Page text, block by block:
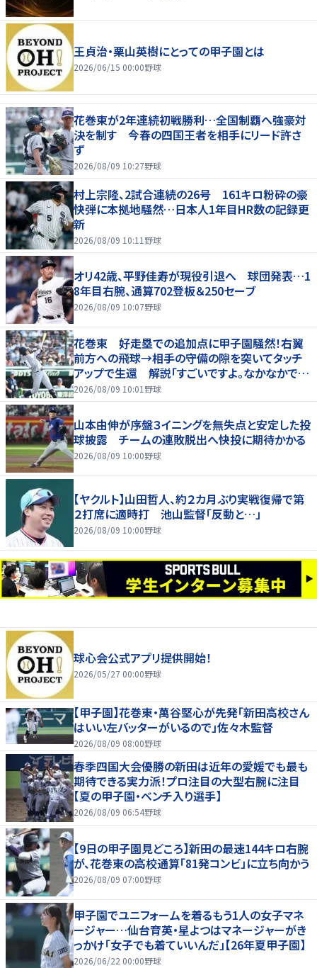
王貞治・栗山英樹にとっての甲子園とは
2026/06/15 00:00野球
花巻東が2年連続初戦勝利…全国制覇へ強豪対
決を制す 今春の四国王者を相手にリード許さ
ず
2026/08/09 10:27野球
村上宗隆、2試合連続の26号 161キロ粉砕の豪
快弾に本拠地騒然…日本人1年目HR数の記録更
新
2026/08/09 10:11 野球
オリ42歳、平野佳寿が現役引退へ 球団発表…1
8年目右腕、通算702登板＆250セーブ
2026/08/09 10:07野球
花巻東 好走塁での追加点に甲子園騒然！右翼
前方への飛球→相手の守備の隙を突いてタッチ
アップで生還 解説「すごいですよ。なかなかでき
ないプレー」
2026/08/09 10:01 野球
山本由伸が序盤３イニングを無失点と安定した投
球披露 チームの連敗脱出へ快投に期待かかる
2026/08/09 10:00野球
【ヤクルト】山田哲人、約２カ月ぶり実戦復帰で第
２打席に適時打 池山監督「反動と…」
2026/08/09 10:00野球
球心会公式アプリ提供開始！
2026/05/27 00:00野球
【甲子園】花巻東・萬谷堅心が先発「新田高校さん
はいい左バッターがいるので」佐々木監督
2026/08/09 08:00野球
春季四国大会優勝の新田は近年の愛媛でも最も
期待できる実力派！プロ注目の大型右腕に注目
【夏の甲子園・ベンチ入り選手】
2026/08/09 06:54野球
【9日の甲子園見どころ】新田の最速144キロ右腕
が、花巻東の高校通算「81発コンビ」に立ち向かう
2026/08/09 07:00野球
甲子園でユニフォームを着るもう1人の女子マネ
ージャー…仙台育英・星よつはマネージャーがき
っかけ「女子でも着ていいんだ」【26年夏甲子園】
2026/06/22 00:00野球